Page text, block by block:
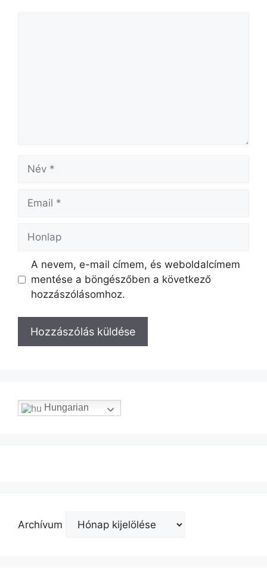
A nevem, e-mail címem, és weboldalcímem
mentése a böngészőben a következő
hozzászólásomhoz.
Hungarian
Archívum